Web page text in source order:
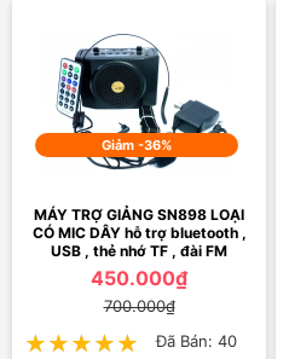
Giảm -36%
MÁY TRỢ GIẢNG SN898 LOẠI
CÓ MIC DÂY hỗ trợ bluetooth ,
USB , thẻ nhớ TF , đài FM
450.000₫
700.000₫
★★★★★
★★★★★ Đã Bán: 40